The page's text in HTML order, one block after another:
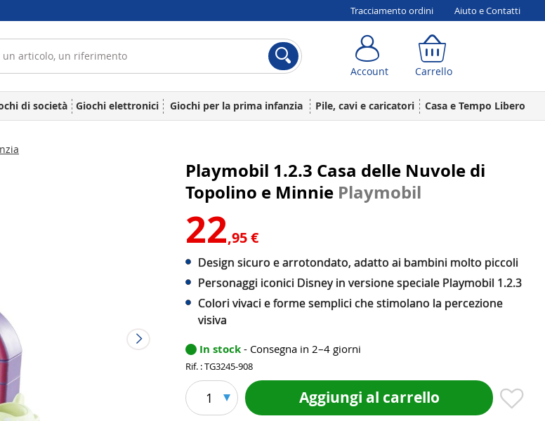
Tracciamento ordini Aiuto e Contatti
Account Carrello
di società Giochi elettronici Giochi per la prima infanzia Pile, cavi e caricatori Casa e Tempo Libero
Playmobil 1.2.3 Casa delle Nuvole di
Topolino e Minnie Playmobil
22,95 €
Design sicuro e arrotondato, adatto ai bambini molto piccoli
Personaggi iconici Disney in versione speciale Playmobil 1.2.3
Colori vivaci e forme semplici che stimolano la percezione
visiva
In stock - Consegna in 2–4 giorni
Rif. : TG3245-908
1 Aggiungi al carrello
Account Carrello